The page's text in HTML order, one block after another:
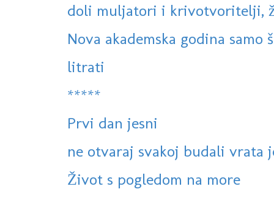
doli muljatori i krivotvoritelji,
Nova akademska godina samo
litrati
*****
Prvi dan jesni
ne otvaraj svakoj budali vrata
Život s pogledom na more